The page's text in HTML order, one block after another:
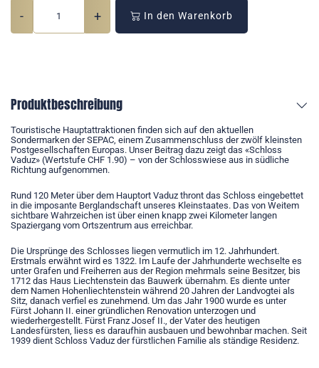
- + In den Warenkorb
Produktbeschreibung
Touristische Hauptattraktionen finden sich auf den aktuellen
Sondermarken der SEPAC, einem Zusammenschluss der zwölf kleinsten
Postgesellschaften Europas. Unser Beitrag dazu zeigt das «Schloss
Vaduz» (Wertstufe CHF 1.90) – von der Schlosswiese aus in südliche
Richtung aufgenommen.
Rund 120 Meter über dem Hauptort Vaduz thront das Schloss eingebettet
in die imposante Berglandschaft unseres Kleinstaates. Das von Weitem
sichtbare Wahrzeichen ist über einen knapp zwei Kilometer langen
Spaziergang vom Ortszentrum aus erreichbar.
Die Ursprünge des Schlosses liegen vermutlich im 12. Jahrhundert.
Erstmals erwähnt wird es 1322. Im Laufe der Jahrhunderte wechselte es
unter Grafen und Freiherren aus der Region mehrmals seine Besitzer, bis
1712 das Haus Liechtenstein das Bauwerk übernahm. Es diente unter
dem Namen Hohenliechtenstein während 20 Jahren der Landvogtei als
Sitz, danach verfiel es zunehmend. Um das Jahr 1900 wurde es unter
Fürst Johann II. einer gründlichen Renovation unterzogen und
wiederhergestellt. Fürst Franz Josef II., der Vater des heutigen
Landesfürsten, liess es daraufhin ausbauen und bewohnbar machen. Seit
1939 dient Schloss Vaduz der fürstlichen Familie als ständige Residenz.